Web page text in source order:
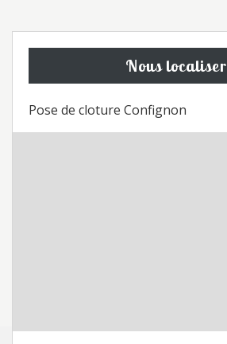
Nous localiser
Pose de cloture Confignon